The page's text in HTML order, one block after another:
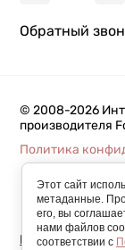
Обратный
© 2008-2026
производителя
Политика
Мегагрупп.ру
Этот сайт
метаданные.
его, вы
нами файлов
соответствии с